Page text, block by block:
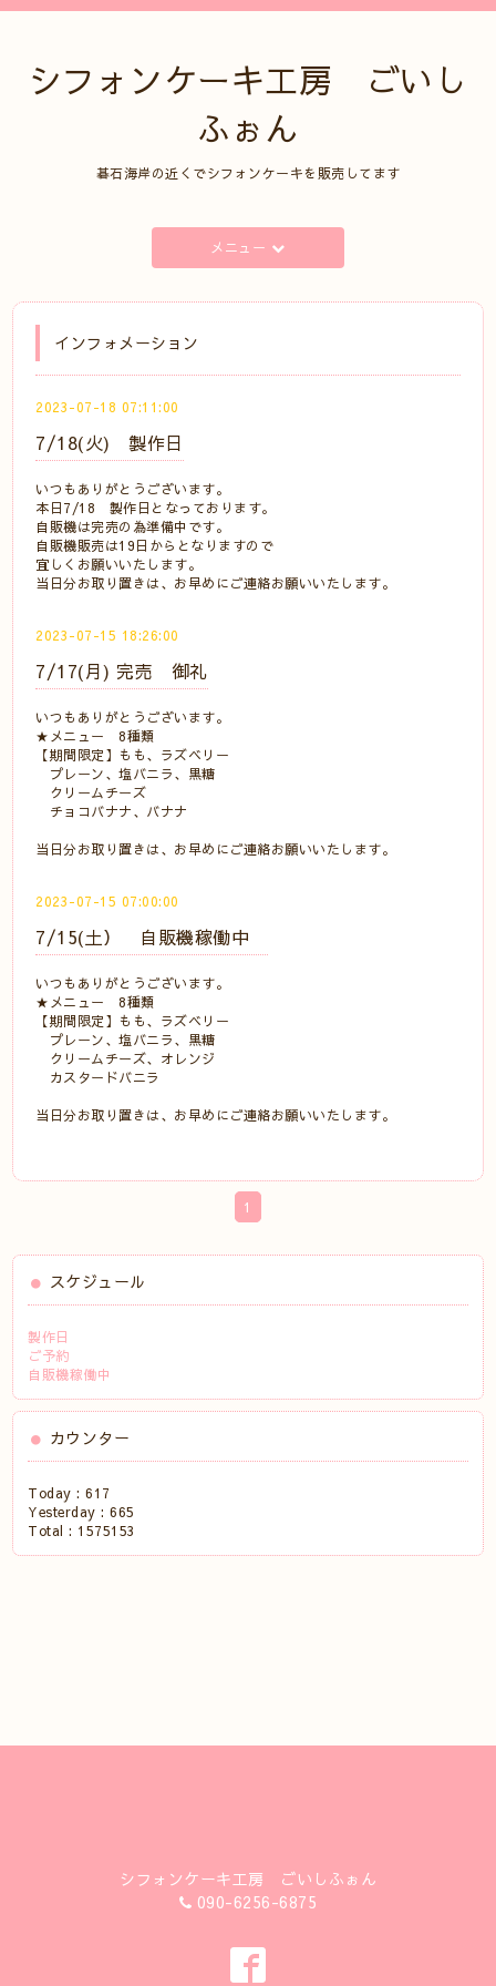
シフォンケーキ工房 ごいし
ふぉん
碁石海岸の近くでシフォンケーキを販売してます
メニュー
インフォメーション
2023-07-18 07:11:00
7/18(火) 製作日
いつもありがとうございます。
本日7/18 製作日となっております。
自販機は完売の為準備中です。
自販機販売は19日からとなりますので
宜しくお願いいたします。
当日分お取り置きは、お早めにご連絡お願いいたします。
2023-07-15 18:26:00
7/17(月) 完売 御礼
いつもありがとうございます。
★メニュー 8種類
【期間限定】もも、ラズベリー
プレーン、塩バニラ、黒糖
クリームチーズ
チョコバナナ、バナナ
当日分お取り置きは、お早めにご連絡お願いいたします。
2023-07-15 07:00:00
7/15(土） 自販機稼働中
いつもありがとうございます。
★メニュー 8種類
【期間限定】もも、ラズベリー
プレーン、塩バニラ、黒糖
クリームチーズ、オレンジ
カスタードバニラ
当日分お取り置きは、お早めにご連絡お願いいたします。
1
スケジュール
製作日
ご予約
自販機稼働中
カウンター
Today :617
Yesterday :665
Total : 1575153
シフォンケーキ工房 ごいしふぉん
090-6256-6875